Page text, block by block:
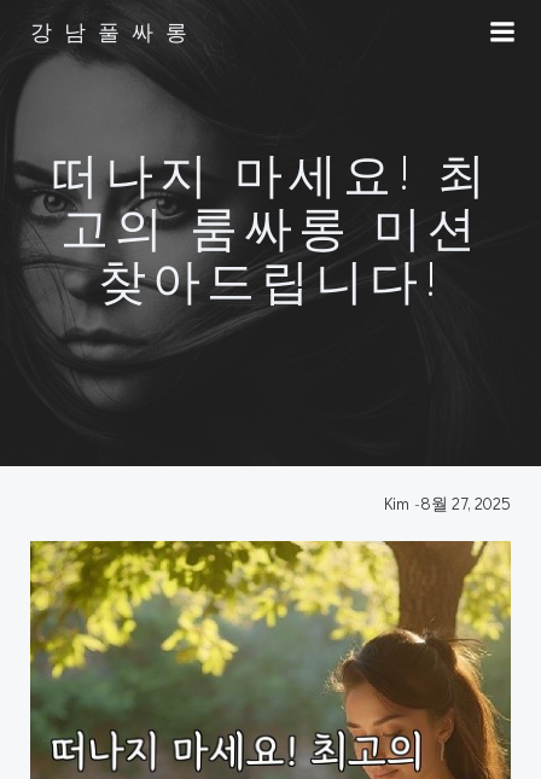
강남풀싸롱
떠나지 마세요! 최
고의 룸싸롱 미션
찾아드립니다!
Kim -8월 27, 2025